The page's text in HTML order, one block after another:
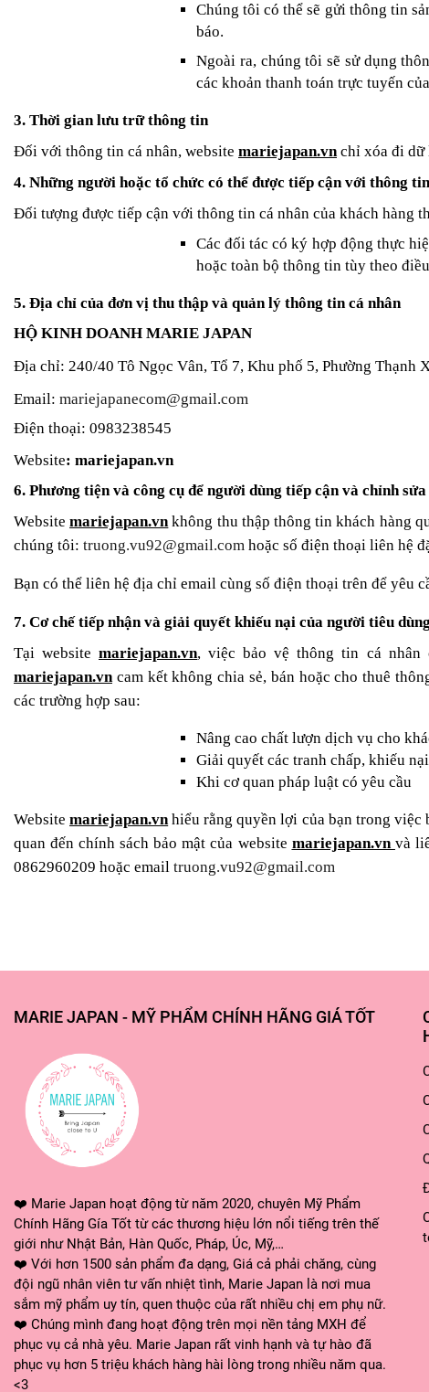
Chúng tôi có thể sẽ gửi thông tin
báo.
Ngoài ra, chúng tôi sẽ sử dụng
các khoản thanh toán trực tuyến
3. Thời gian lưu trữ thông tin
Đối với thông tin cá nhân, website mariejapan.vn chỉ xóa đi dữ
4. Những người hoặc tổ chức có thể được tiếp cận với thông
Đối tượng được tiếp cận với thông tin cá nhân của khách hàng
Các đối tác có ký hợp động thực
hoặc toàn bộ thông tin tùy theo
5. Địa chỉ của đơn vị thu thập và quản lý thông tin cá nhân
HỘ KINH DOANH MARIE JAPAN
Địa chỉ: 240/40 Tô Ngọc Vân, Tổ 7, Khu phố 5, Phường Thạnh
Email: mariejapanecom@gmail.com
Điện thoại: 0983238545
Website: mariejapan.vn
6. Phương tiện và công cụ để người dùng tiếp cận và chỉnh
Websitemariejapan.vnkhông thu thập thông tin khách hàng
chúng tôi: truong.vu92@gmail.com hoặc số điện thoại liên hệ
Bạn có thể liên hệ địa chỉ email cùng số điện thoại trên để yêu
7. Cơ chế tiếp nhận và giải quyết khiếu nại của người tiêu
Tại websitemariejapan.vn, việc bảo vệ thông tin cá nhân
mariejapan.vn cam kết không chia sẻ, bán hoặc cho thuê
các trường hợp sau:
Nâng cao chất lượn dịch vụ cho
Giải quyết các tranh chấp, khiếu nại
Khi cơ quan pháp luật có yêu cầu
Website mariejapan.vnhiểu rằng quyền lợi của bạn trong việc
quan đến chính sách bảo mật của website mariejapan.vn và
0862960209 hoặc email truong.vu92@gmail.com
MARIE JAPAN - MỸ PHẨM CHÍNH HÃNG GIÁ TỐT
❤️ Marie Japan hoạt động từ năm 2020, chuyên Mỹ Phẩm
Chính Hãng Gía Tốt từ các thương hiệu lớn nổi tiếng trên thế
giới như Nhật Bản, Hàn Quốc, Pháp, Úc, Mỹ,…
❤️ Với hơn 1500 sản phẩm đa dạng, Giá cả phải chăng, cùng
đội ngũ nhân viên tư vấn nhiệt tình, Marie Japan là nơi mua
sắm mỹ phẩm uy tín, quen thuộc của rất nhiều chị em phụ nữ.
❤️ Chúng mình đang hoạt động trên mọi nền tảng MXH để
phục vụ cả nhà yêu. Marie Japan rất vinh hạnh và tự hào đã
phục vụ hơn 5 triệu khách hàng hài lòng trong nhiều năm qua.
<3